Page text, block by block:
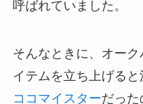
呼ばれていました。
そんなときに、オー
イテムを立ち上げる
ココマイスターだった